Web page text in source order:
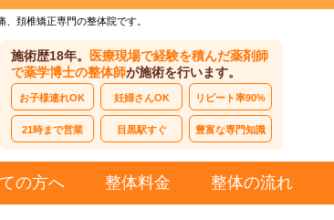
頚椎矯正専門の整体院です。
施術歴18年。
医療現場で経験を積んだ薬剤師
で薬学博士の整体師が施術を行います。
お子様連れOK 妊婦さんOK リピート率90%
21時まで営業 目黒駅すぐ 豊富な専門知識
の方へ 整体料金 整体の流れ